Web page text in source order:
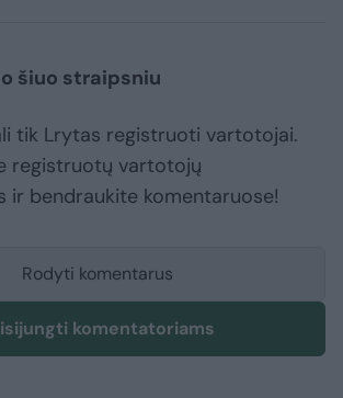
šiuo straipsniu
tik Lrytas registruoti vartotojai.
registruotų vartotojų
ir bendraukite komentaruose!
Rodyti komentarus
komentatoriams